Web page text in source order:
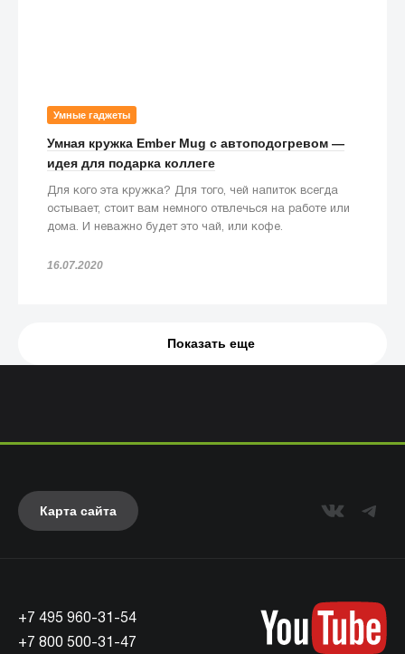
Умные гаджеты
Умная кружка Ember Mug с автоподогревом —
идея для подарка коллеге
Для кого эта кружка? Для того, чей напиток всегда
остывает, стоит вам немного отвлечься на работе или
дома. И неважно будет это чай, или кофе.
16.07.2020
Показать еще
Карта сайта
+7 495 960-31-54
+7 800 500-31-47